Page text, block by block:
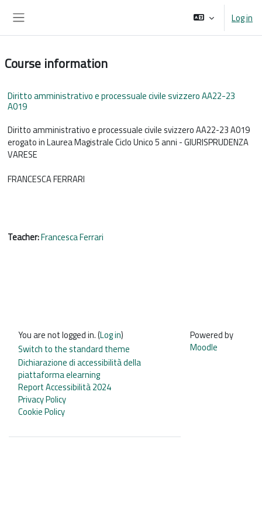
Log in
Course information
Diritto amministrativo e processuale civile svizzero AA22-23
A019
Diritto amministrativo e processuale civile svizzero AA22-23 A019
erogato in Laurea Magistrale Ciclo Unico 5 anni - GIURISPRUDENZA
VARESE
FRANCESCA FERRARI
Teacher:Francesca Ferrari
You are not logged in. (Log in)
Switch to the standard theme
Dichiarazione di accessibilità della
piattaforma elearning
Report Accessibilità 2024
Privacy Policy
Cookie Policy
Powered by
Moodle